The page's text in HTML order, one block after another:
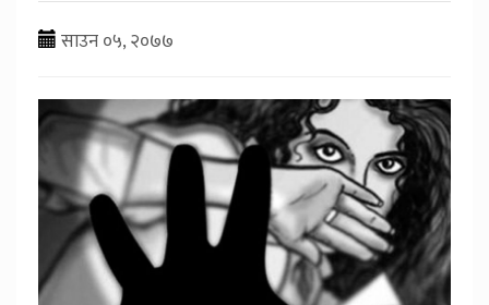
साउन ०५, २०७७